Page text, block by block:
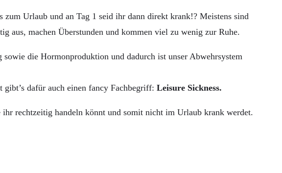
zum Urlaub und an Tag 1 seid ihr dann direkt krank!? Meistens sind
aus, machen Überstunden und kommen viel zu wenig zur Ruhe.
die Hormonproduktion und dadurch ist unser Abwehrsystem
dafür auch einen fancy Fachbegriff: Leisure Sickness.
rechtzeitig handeln könnt und somit nicht im Urlaub krank werdet.